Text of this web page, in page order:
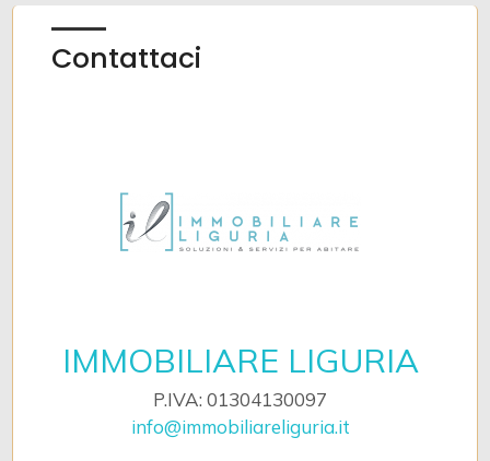
Contattaci
IMMOBILIARE LIGURIA
P.IVA: 01304130097
info@immobiliareliguria.it